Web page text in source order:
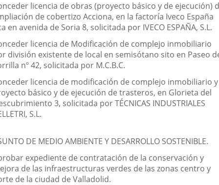
licencia de obras (proyecto básico y de ejecución)
de cobertizo Acciona, en la factoría Iveco España
en avenida de Soria 8, solicitada por IVECO ESPAÑA, S.L.
licencia de Modificación de complejo inmobiliario
división existente de local en semisótano sito en Paseo
nº 42, solicitada por M.C.B.C.
licencia de modificación de complejo inmobiliario y
básico y de ejecución de trasteros, en Glorieta del
3, solicitada por TÉCNICAS INDUSTRIALES
S.L.
DE MEDIO AMBIENTE Y DESARROLLO SOSTENIBLE.
expediente de contratación de la conservación y
de las infraestructuras verdes de las zonas centro y
de la ciudad de Valladolid.